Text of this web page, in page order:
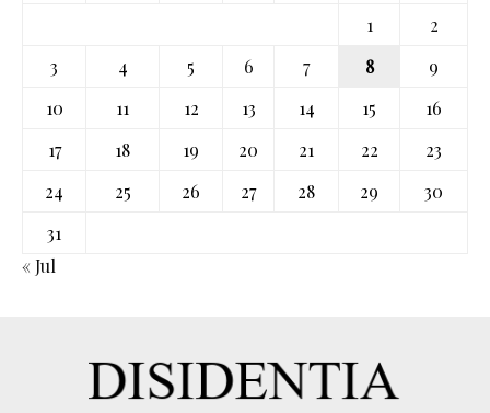
1
2
3
4 5 6 7 8
9
10
11 12 13 14 15
16
17
18 19 20 21 22
23
24
25 26 27 28 29
30
31
« Jul